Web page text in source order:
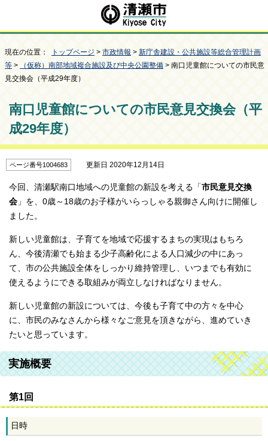
現在の位置： トップページ > 市政情報 > 新庁舎建設・公共施設等総合管理計画
等 > （仮称）南部地域複合施設及び中央公園整備 > 南口児童館についての市民意
見交換会（平成29年度）
南口児童館についての市民意見交換会（平
成29年度）
ページ番号1004683 更新日 2020年12月14日
今回、清瀬駅南口地域への児童館の新設を考える「 市民意見交換
会 」を、0歳～18歳のお子様がいらっしゃる親御さん向けに開催し
ました。
新しい児童館は、子育てを地域で応援するまちの実現はもちろ
ん、今後清瀬でも始まる少子高齢化による人口減少の中にあっ
て、市の公共施設全体をしっかり維持管理し、いつまでも有効に
使えるようにできる取組みが両立しなければなりません。
新しい児童館の新設については、今後も子育て中の方々を中心
に、市民のみなさんから様々なご意見を頂きながら、進めていき
たいと思っています。
実施概要
第1回
日時